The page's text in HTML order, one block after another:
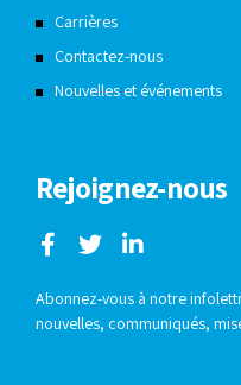
Carrières
Contactez-nous
Nouvelles et événements
Rejoignez-nous
Abonnez-vous à notre
nouvelles, communiqués,